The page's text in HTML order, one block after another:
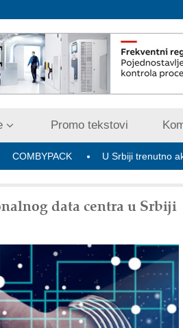
Promo tekstovi
U Srbiji trenutno aktivne
data centra u Srbiji